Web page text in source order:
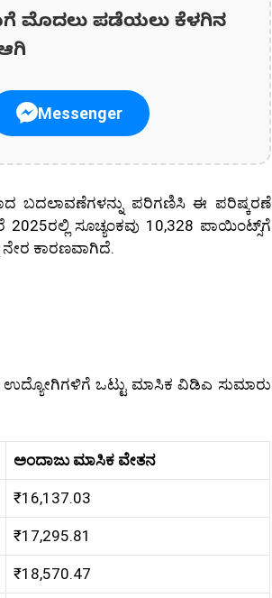
ಮೊದಲು ಪಡೆಯಲು ಕೆಳಗಿನ
Messenger
ಬದಲಾವಣೆಗಳನ್ನು ಪರಿಗಣಿಸಿ ಈ ಪರಿಷ್ಕರಣೆ
ಸೂಚ್ಯಂಕವು 10,328 ಪಾಯಿಂಟ್ಸ್‌ಗೆ
ಕಾರಣವಾಗಿದೆ.
ಉದ್ಯೋಗಿಗಳಿಗೆ ಒಟ್ಟು ಮಾಸಿಕ ವಿಡಿಎ ಸುಮಾರು
ಅಂದಾಜು ಮಾಸಿಕ ವೇತನ
₹16,137.03
₹17,295.81
₹18,570.47